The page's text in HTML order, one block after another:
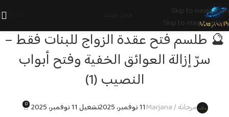
Skip to navigation
Skip to main content
🔮 طلسم فتح عقدة الزواج للبنات فقط –
سرّ إزالة العوائق الخفية وفتح أبواب
النصيب (1)
مرجانة / Marjana 11 نوفمبر، 2025 تشغيل 11 نوفمبر، 2025 0